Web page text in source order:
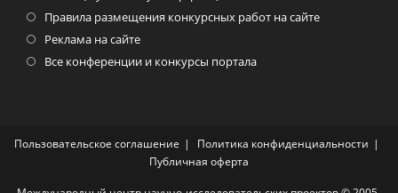
Правила размещения конкурсных работ на сайте
Реклама на сайте
Все конференции и конкурсы портала
Пользовательское соглашение
Политика конфиденциальности
Публичная оферта